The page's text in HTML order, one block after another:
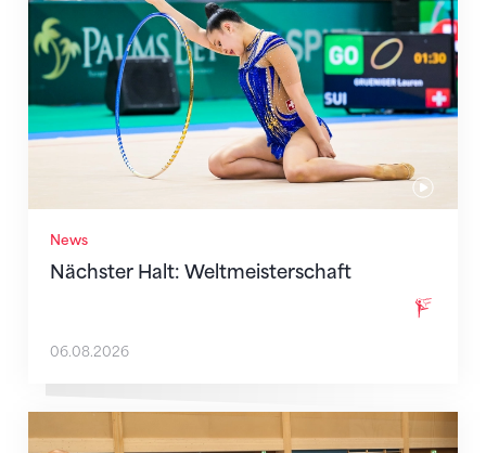
News
Nächster Halt: Weltmeisterschaft
06.08.2026
Mit klaren Zielen nach Zagreb